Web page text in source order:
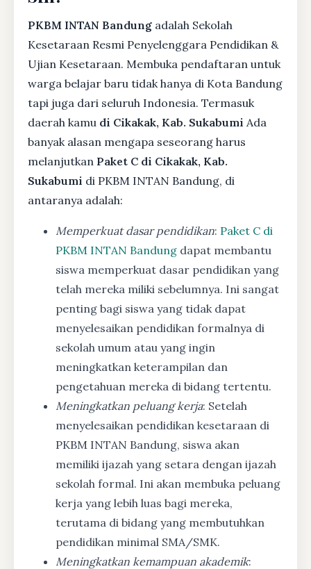
PKBM INTAN Bandung adalah Sekolah
Kesetaraan Resmi Penyelenggara Pendidikan &
Ujian Kesetaraan. Membuka pendaftaran untuk
warga belajar baru tidak hanya di Kota Bandung
tapi juga dari seluruh Indonesia. Termasuk
daerah kamu di Cikakak, Kab. Sukabumi Ada
banyak alasan mengapa seseorang harus
melanjutkan Paket C di Cikakak, Kab.
Sukabumi di PKBM INTAN Bandung, di
antaranya adalah:
Memperkuat dasar pendidikan: Paket C di
PKBM INTAN Bandung dapat membantu
siswa memperkuat dasar pendidikan yang
telah mereka miliki sebelumnya. Ini sangat
penting bagi siswa yang tidak dapat
menyelesaikan pendidikan formalnya di
sekolah umum atau yang ingin
meningkatkan keterampilan dan
pengetahuan mereka di bidang tertentu.
Meningkatkan peluang kerja: Setelah
menyelesaikan pendidikan kesetaraan di
PKBM INTAN Bandung, siswa akan
memiliki ijazah yang setara dengan ijazah
sekolah formal. Ini akan membuka peluang
kerja yang lebih luas bagi mereka,
terutama di bidang yang membutuhkan
pendidikan minimal SMA/SMK.
Meningkatkan kemampuan akademik: